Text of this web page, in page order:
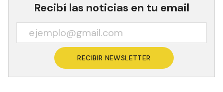
Recibí las noticias en tu email
RECIBIR NEWSLETTER